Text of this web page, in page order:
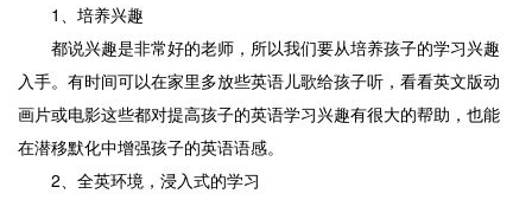
1、培养兴趣
都说兴趣是非常好的老师，所以我们要从培养孩子的学习兴趣
入手。有时间可以在家里多放些英语儿歌给孩子听，看看英文版动
画片或电影这些都对提高孩子的英语学习兴趣有很大的帮助，也能
在潜移默化中增强孩子的英语语感。
2、全英环境，浸入式的学习